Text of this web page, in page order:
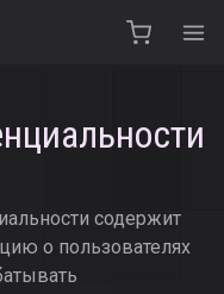
содержит
о пользователях